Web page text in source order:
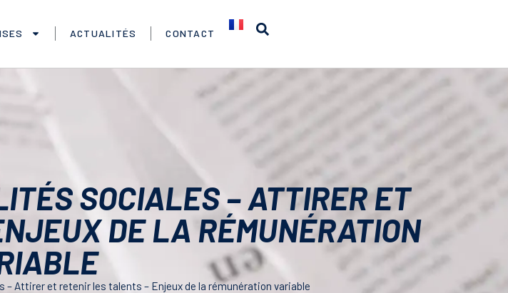
ACTUALITÉS CONTACT
SOCIALES – ATTIRER ET
DE LA RÉMUNÉRATION
Attirer et retenir les talents – Enjeux de la rémunération variable